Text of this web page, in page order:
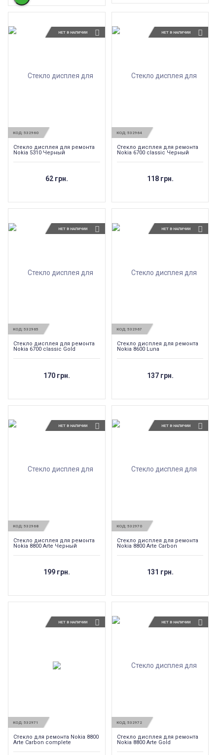
НЕТ В НАЛИЧИИ
КОД: 532960
Стекло дисплея для ремонта
Nokia 5310 Черный
62 грн.
НЕТ В НАЛИЧИИ
КОД: 532964
Стекло дисплея для ремонта
Nokia 6700 classic Черный
118 грн.
НЕТ В НАЛИЧИИ
КОД: 532965
Стекло дисплея для ремонта
Nokia 6700 classic Gold
170 грн.
НЕТ В НАЛИЧИИ
КОД: 532967
Стекло дисплея для ремонта
Nokia 8600 Luna
137 грн.
НЕТ В НАЛИЧИИ
КОД: 532968
Стекло дисплея для ремонта
Nokia 8800 Arte Черный
199 грн.
НЕТ В НАЛИЧИИ
КОД: 532970
Стекло дисплея для ремонта
Nokia 8800 Arte Carbon
131 грн.
НЕТ В НАЛИЧИИ
КОД: 532971
Стекло для ремонта Nokia 8800
Arte Carbon complete
НЕТ В НАЛИЧИИ
КОД: 532972
Стекло дисплея для ремонта
Nokia 8800 Arte Gold